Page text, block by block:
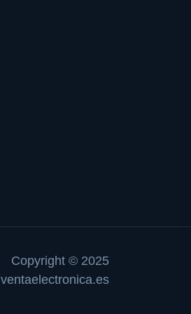
Copyright © 2025
ventaelectronica.es